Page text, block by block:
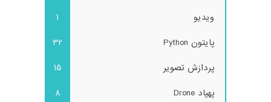
ویدیو
1
پایتون Python
32
پردازش تصویر
15
پهپاد Drone
8